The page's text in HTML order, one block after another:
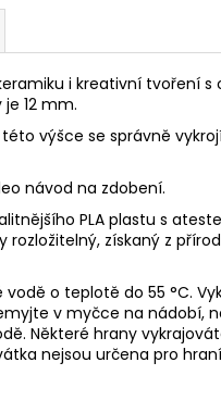
i kreativní tvoření s
12 mm.
této výšce se správně
návod na zdobení.
PLA plastu s
získaný z
o teplotě do 55 °C.
v myčce na nádobí,
Některé hrany
nejsou určena pro